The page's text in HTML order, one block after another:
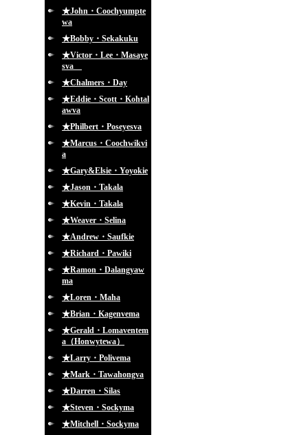
★John・Coochyumpte
wa
★Bobby・Sekakuku
★Victor・Lee・Masaye
sva
★Chalmers・Day
★Eddie・Scott・Kohtal
awva
★Philbert・Poseyesva
★Marcus・Coochwikvi
a
★Gary&Elsie・Yoyokie
★Jason・Takala
★Kevin・Takala
★Weaver・Selina
★Andrew・Saufkie
★Richard・Pawiki
★Ramon・Dalangyaw
ma
★Loren・Maha
★Brian・Kagenvema
★Gerald・Lomaventem
a（Honwytewa）
★Larry・Polivema
★Mark・Tawahongva
★Darren・Silas
★Steven・Sockyma
★Mitchell・Sockyma